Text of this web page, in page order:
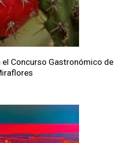
el Concurso Gastronómico de